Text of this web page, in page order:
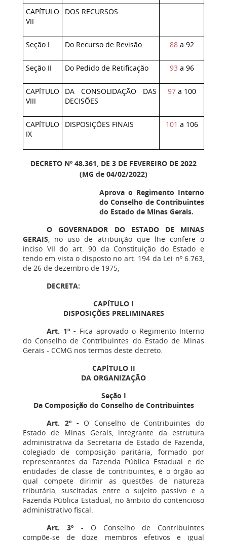
CAPÍTULO
VII
DOS RECURSOS
Seção I Do Recurso de Revisão 88a 92
Seção II Do Pedido de Retificação 93 a 96
CAPÍTULO
VIII
DA CONSOLIDAÇÃO DAS
DECISÕES
97a 100
CAPÍTULO
IX
DISPOSIÇÕES FINAIS 101 a 106
DECRETO Nº 48.361, DE 3 DE FEVEREIRO DE 2022
(MG de 04/02/2022)
Aprova o Regimento Interno
do Conselho de Contribuintes
do Estado de Minas Gerais.
O GOVERNADOR DO ESTADO DE MINAS
GERAIS, no uso de atribuição que lhe confere o
inciso VII do art. 90 da Constituição do Estado e
tendo em vista o disposto no art. 194 da Lei nº 6.763,
de 26 de dezembro de 1975,
DECRETA:
CAPÍTULO I
DISPOSIÇÕES PRELIMINARES
Art. 1º- Fica aprovado o Regimento Interno
do Conselho de Contribuintes do Estado de Minas
Gerais - CCMG nos termos deste decreto.
CAPÍTULO II
DA ORGANIZAÇÃO
Seção I
Da Composição do Conselho de Contribuintes
Art. 2º - O Conselho de Contribuintes do
Estado de Minas Gerais, integrante da estrutura
administrativa da Secretaria de Estado de Fazenda,
colegiado de composição paritária, formado por
representantes da Fazenda Pública Estadual e de
entidades de classe de contribuintes, é o órgão ao
qual compete dirimir as questões de natureza
tributária, suscitadas entre o sujeito passivo e a
Fazenda Pública Estadual, no âmbito do contencioso
administrativo fiscal.
Art. 3º - O Conselho de Contribuintes
compõe-se de doze membros efetivos e igual